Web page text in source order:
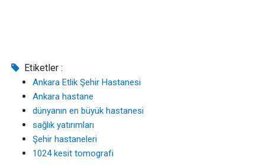
Etiketler :
Ankara Etlik Şehir Hastanesi
Ankara hastane
dünyanın en büyük hastanesi
sağlık yatırımları
Şehir hastaneleri
1024 kesit tomografi